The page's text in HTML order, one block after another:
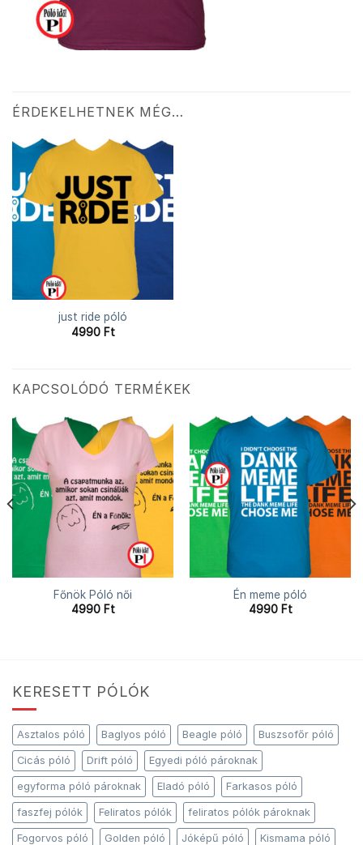
ÉRDEKELHETNEK MÉG…
just ride póló
4990 Ft
KAPCSOLÓDÓ TERMÉKEK
Főnök Póló női
4990 Ft
Én meme póló
4990 Ft
KERESETT PÓLÓK
Asztalos póló Baglyos póló Beagle póló Buszsofőr póló
Cicás póló Drift póló Egyedi póló pároknak
egyforma póló pároknak Eladó póló Farkasos póló
faszfej pólók Feliratos pólók feliratos pólók pároknak
Fogorvos póló Golden póló Jóképű póló Kismama póló